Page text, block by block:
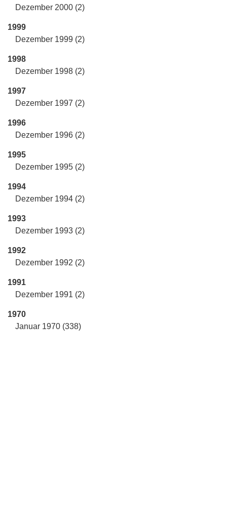
Dezember 2000 (2)
1999
Dezember 1999 (2)
1998
Dezember 1998 (2)
1997
Dezember 1997 (2)
1996
Dezember 1996 (2)
1995
Dezember 1995 (2)
1994
Dezember 1994 (2)
1993
Dezember 1993 (2)
1992
Dezember 1992 (2)
1991
Dezember 1991 (2)
1970
Januar 1970 (338)